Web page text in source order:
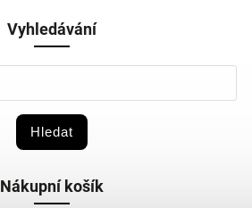
Vyhledávání
Hledat
Nákupní košík